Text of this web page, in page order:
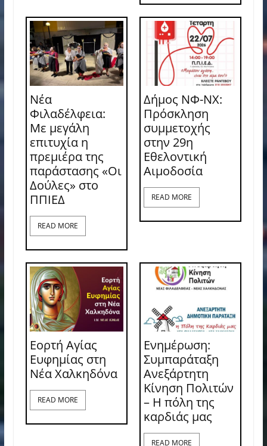
Νέα
Φιλαδέλφεια:
Με μεγάλη
επιτυχία η
πρεμιέρα της
παράστασης «Οι
Δούλες» στο
ΠΠΙΕΔ
READ MORE
Δήμος ΝΦ-ΝΧ:
Πρόσκληση
συμμετοχής
στην 29η
Εθελοντική
Αιμοδοσία
READ MORE
Εορτή Αγίας
Ευφημίας στη
Νέα Χαλκηδόνα
READ MORE
Ενημέρωση:
Συμπαράταξη
Ανεξάρτητη
Κίνηση Πολιτών
– Η πόλη της
καρδιάς μας
READ MORE